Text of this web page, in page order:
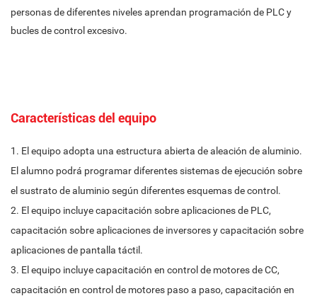
personas de diferentes niveles aprendan programación de PLC y
bucles de control excesivo.
Características del equipo
1. El equipo adopta una estructura abierta de aleación de aluminio.
El alumno podrá programar diferentes sistemas de ejecución sobre
el sustrato de aluminio según diferentes esquemas de control.
2. El equipo incluye capacitación sobre aplicaciones de PLC,
capacitación sobre aplicaciones de inversores y capacitación sobre
aplicaciones de pantalla táctil.
3. El equipo incluye capacitación en control de motores de CC,
capacitación en control de motores paso a paso, capacitación en